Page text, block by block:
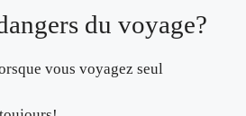
du voyage?
vous voyagez seul